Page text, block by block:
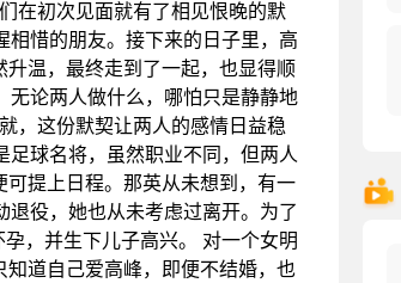
在初次见面就有了相见恨晚的默
相惜的朋友。接下来的日子里，高
温，最终走到了一起，也显得顺
无论两人做什么，哪怕只是静静地
，这份默契让两人的感情日益稳
足球名将，虽然职业不同，但两人
提上日程。那英从未想到，有一
役，她也从未考虑过离开。为了
，并生下儿子高兴。 对一个女明
道自己爱高峰，即便不结婚，也